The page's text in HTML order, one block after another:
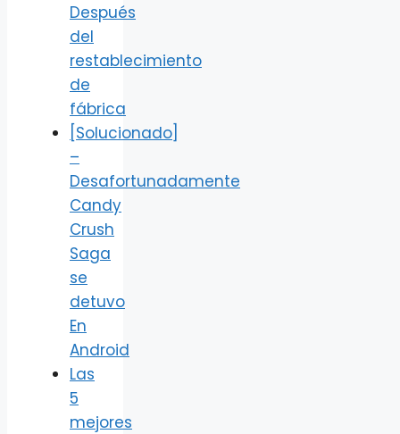
Después
del
restablecimiento
de
fábrica
[Solucionado]
–
Desafortunadamente
Candy
Crush
Saga
se
detuvo
En
Android
Las
5
mejores